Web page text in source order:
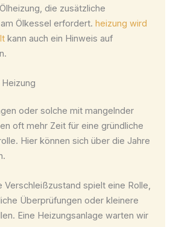
die zusätzliche
Ölkessel erfordert. heizung wird
kann auch ein Hinweis auf
oder solche mit mangelnder
oft mehr Zeit für eine gründliche
Hier können sich über die Jahre
Verschleißzustand spielt eine Rolle,
Überprüfungen oder kleinere
Eine Heizungsanlage warten wir